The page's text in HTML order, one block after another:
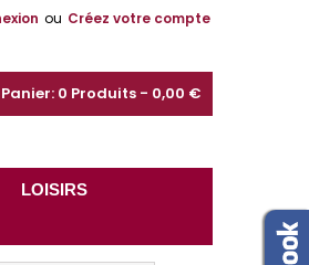
ou Créez votre compte
Panier: 0 Produits - 0,00 €
LOISIRS